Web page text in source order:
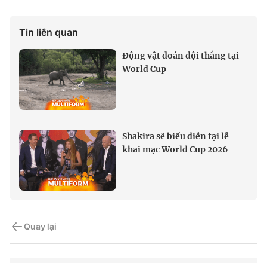
Tin liên quan
Động vật đoán đội thắng tại
World Cup
Shakira sẽ biểu diễn tại lễ
khai mạc World Cup 2026
Quay lại